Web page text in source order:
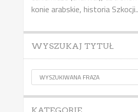
konie arabskie, historia
WYSZUKAJ TYTUŁ
KATEGORIE